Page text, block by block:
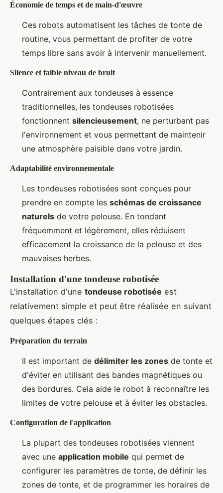
Économie de temps et de main-d'œuvre
Ces robots automatisent les tâches de tonte de
routine, vous permettant de profiter de votre
temps libre sans avoir à intervenir manuellement.
Silence et faible niveau de bruit
Contrairement aux tondeuses à essence
traditionnelles, les tondeuses robotisées
fonctionnent silencieusement, ne perturbant pas
l'environnement et vous permettant de maintenir
une atmosphère paisible dans votre jardin.
Adaptabilité environnementale
Les tondeuses robotisées sont conçues pour
prendre en compte les schémas de croissance
naturels de votre pelouse. En tondant
fréquemment et légèrement, elles réduisent
efficacement la croissance de la pelouse et des
mauvaises herbes.
Installation d'une tondeuse robotisée
L'installation d'une tondeuse robotisée est
relativement simple et peut être réalisée en suivant
quelques étapes clés :
Préparation du terrain
Il est important de délimiter les zones de tonte et
d'éviter en utilisant des bandes magnétiques ou
des bordures. Cela aide le robot à reconnaître les
limites de votre pelouse et à éviter les obstacles.
Configuration de l'application
La plupart des tondeuses robotisées viennent
avec une application mobile qui permet de
configurer les paramètres de tonte, de définir les
zones de tonte, et de programmer les horaires de